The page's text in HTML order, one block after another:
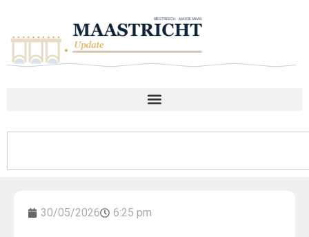
30/05/2026 6:25 pm